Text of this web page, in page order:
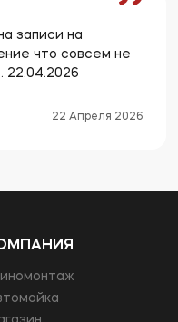
записи на
что совсем не
22.04.2026
22 Апреля 2026